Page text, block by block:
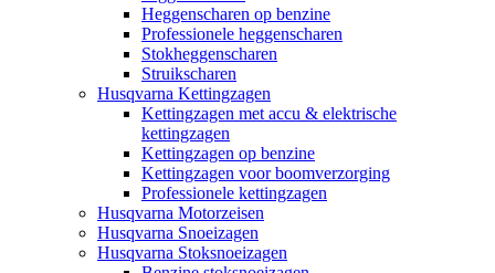
Heggenscharen op benzine
Professionele heggenscharen
Stokheggenscharen
Struikscharen
Husqvarna Kettingzagen
Kettingzagen met accu & elektrische
kettingzagen
Kettingzagen op benzine
Kettingzagen voor boomverzorging
Professionele kettingzagen
Husqvarna Motorzeisen
Husqvarna Snoeizagen
Husqvarna Stoksnoeizagen